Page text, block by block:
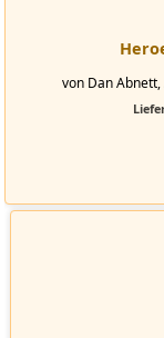
von Dan